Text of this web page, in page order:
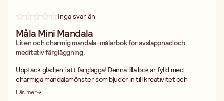
Inga svar än
Måla Mini Mandala
Liten och charmig mandala-målarbok för avslappnad och
meditativ färgläggning.
Upptäck glädjen i att färglägga! Denna lilla bok är fylld med
charmiga mandalamönster som bjuder in till kreativitet och
färglek. Perfekt att ha med sig i väskan, på resan eller som en
Läs mer